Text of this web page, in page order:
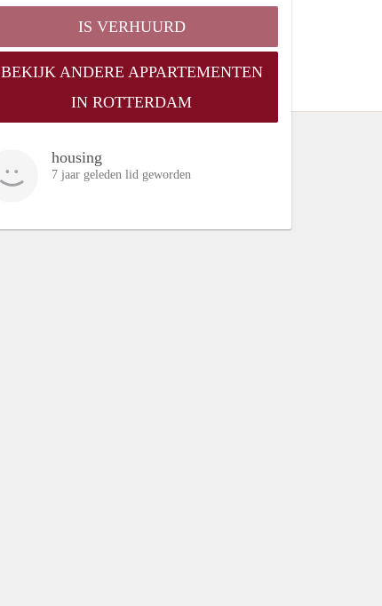
IS VERHUURD
BEKIJK ANDERE APPARTEMENTEN
IN ROTTERDAM
housing
7 jaar geleden lid geworden